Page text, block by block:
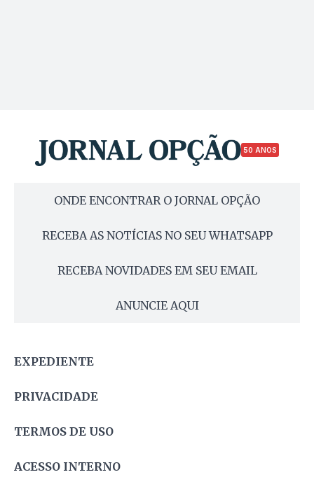
50 ANOS
ONDE ENCONTRAR O JORNAL OPÇÃO
RECEBA AS NOTÍCIAS NO SEU WHATSAPP
RECEBA NOVIDADES EM SEU EMAIL
ANUNCIE AQUI
EXPEDIENTE
PRIVACIDADE
TERMOS DE USO
ACESSO INTERNO